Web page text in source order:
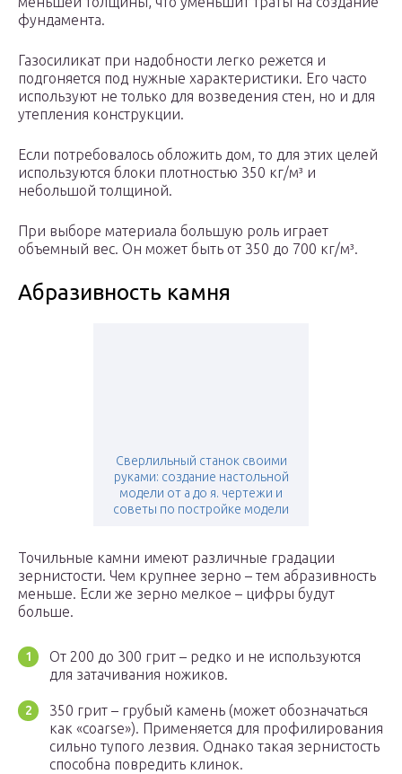
фундамента.
Газосиликат при надобности легко режется и
подгоняется под нужные характеристики. Его часто
используют не только для возведения стен, но и для
утепления конструкции.
Если потребовалось обложить дом, то для этих целей
используются блоки плотностью 350 кг/м³ и
небольшой толщиной.
При выборе материала большую роль играет
объемный вес. Он может быть от 350 до 700 кг/м³.
Абразивность камня
Сверлильный станок своими
руками: создание настольной
модели от а до я. чертежи и
советы по постройке модели
Точильные камни имеют различные градации
зернистости. Чем крупнее зерно – тем абразивность
меньше. Если же зерно мелкое – цифры будут
больше.
От 200 до 300 грит – редко и не используются
для затачивания ножиков.
350 грит – грубый камень (может обозначаться
как «coarse»). Применяется для профилирования
сильно тупого лезвия. Однако такая зернистость
способна повредить клинок.